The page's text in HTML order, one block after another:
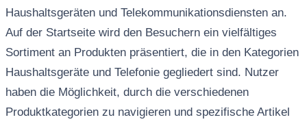
Haushaltsgeräten und Telekommunikationsdiensten an.
Auf der Startseite wird den Besuchern ein vielfältiges
Sortiment an Produkten präsentiert, die in den Kategorien
Haushaltsgeräte und Telefonie gegliedert sind. Nutzer
haben die Möglichkeit, durch die verschiedenen
Produktkategorien zu navigieren und spezifische Artikel